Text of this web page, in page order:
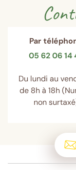
Par
05 62 06 14
Du lundi au
de 8h à 18h
non